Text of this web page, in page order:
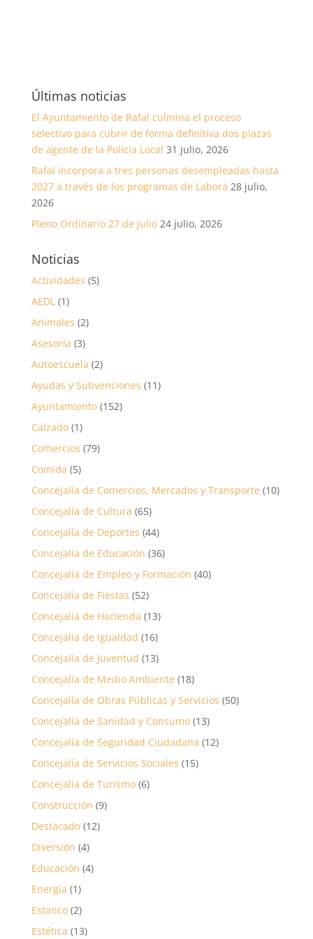
Últimas noticias
El Ayuntamiento de Rafal culmina el proceso
selectivo para cubrir de forma definitiva dos plazas
de agente de la Policía Local 31 julio, 2026
Rafal incorpora a tres personas desempleadas hasta
2027 a través de los programas de Labora 28 julio,
2026
Pleno Ordinario 27 de julio 24 julio, 2026
Noticias
Actividades (5)
AEDL(1)
Animales (2)
Asesoría (3)
Autoescuela (2)
Ayudas y Subvenciones (11)
Ayuntamiento(152)
Calzado(1)
Comercios (79)
Comida (5)
Concejalía de Comercios, Mercados y Transporte (10)
Concejalía de Cultura (65)
Concejalía de Deportes (44)
Concejalía de Educación (36)
Concejalía de Empleo y Formación (40)
Concejalía de Fiestas (52)
Concejalía de Hacienda (13)
Concejalía de Igualdad (16)
Concejalía de Juventud (13)
Concejalía de Medio Ambiente (18)
Concejalía de Obras Públicas y Servicios (50)
Concejalía de Sanidad y Consumo(13)
Concejalía de Seguridad Ciudadana (12)
Concejalía de Servicios Sociales (15)
Concejalía de Turismo(6)
Construcción (9)
Destacado(12)
Diversión (4)
Educación (4)
Energía (1)
Estanco(2)
Estética (13)